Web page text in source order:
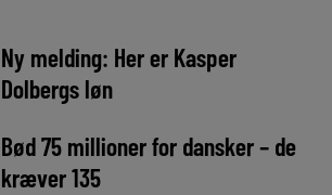
Ny melding: Her er Kasper
Dolbergs løn
Bød 75 millioner for dansker – de
kræver 135